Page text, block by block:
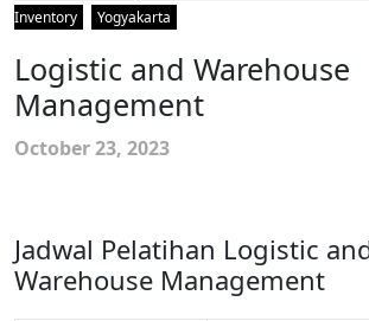
Inventory
Yogyakarta
Logistic and Warehouse
Management
October 23, 2023
Jadwal Pelatihan Logistic
Warehouse Management